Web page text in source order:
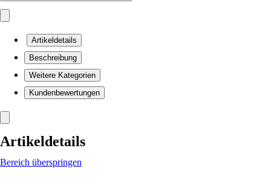
Artikeldetails
Beschreibung
Weitere Kategorien
Kundenbewertungen
Artikeldetails
Bereich überspringen